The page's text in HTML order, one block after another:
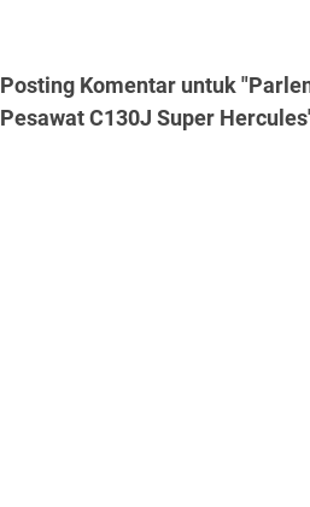
Posting Komentar untuk
Pesawat C130J Super